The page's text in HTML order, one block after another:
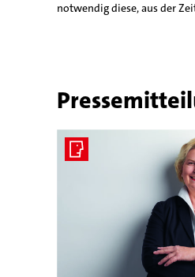
notwendig diese, aus der